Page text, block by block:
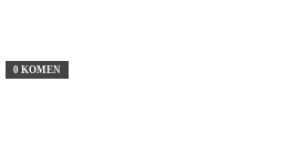
0 KOMEN